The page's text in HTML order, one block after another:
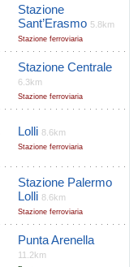
Stazione
Sant’Erasmo 5.8km
Stazione ferroviaria
Stazione Centrale
6.3km
Stazione ferroviaria
Lolli 8.6km
Stazione ferroviaria
Stazione Palermo
Lolli 8.6km
Stazione ferroviaria
Punta Arenella
11.2km